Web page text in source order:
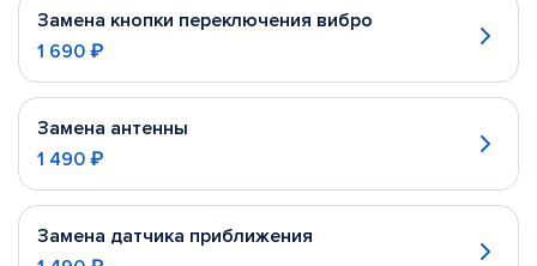
Замена кнопки переключения вибро
1 690 ₽
Замена антенны
1 490 ₽
Замена датчика приближения